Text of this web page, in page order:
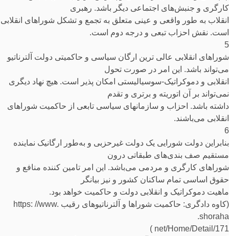
کارگری و جنبش‌های اجتماعی دیگر باشد. رهبری
انقلاب به طور واقعی و عینی متعلق به تجمع و تشکل شوراهای انقلابی
است. نقش احزاب تبعی و درجه دوم است.
5
شوراهای انقلابی عالی ترین ارگان سیاسی و حاکمیتی دولت آلترناتیو
می‌تواند باشد. این امر در صورت تحول
انقلابی و دموکراتیک-سوسیالیستی امکان پذیر است. هیچ نهاد دیگری
نمی‌تواند بر آن اتوریته و برتری و تقدم
داشته باشد. احزاب و سازمانهای سیاسی تابعی از حاکمیت شوراهای
انقلابی می‌باشند.
6
بنابراین دولت شورایی یک دولت غیرحزبی و به‌طور ارگانیک نماینده
مستقیم صف بندی‌های طبقاتی درون
شوراهای کارگری و مردمی می‌باشد. این امر تامین کننده منافع و
حقوق اساسی تمام ساکنان کشور و نیز بیانگر
ماهیت دموکراتیک و انقلابی دولت و حاکمیت خواهد بود.
(کاوه دادگری: حاکمیت شوراها و آلترناتیو‌های رقیب https: //www.
shoraha.
net/Home/Detail/171 )